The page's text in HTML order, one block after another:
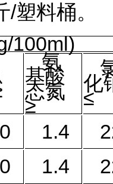
/塑料桶。
100ml)
氨
基酸
态氮
≥
化
≤
1.4
1.4